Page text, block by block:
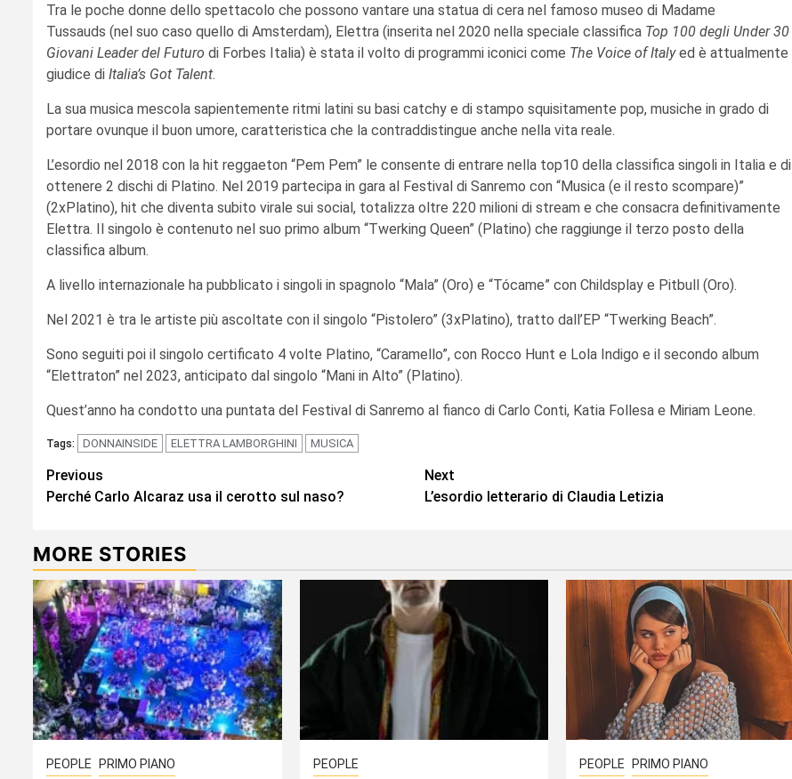
Tra le poche donne dello spettacolo che possono vantare una statua di cera nel famoso museo di Madame
Tussauds (nel suo caso quello di Amsterdam), Elettra (inserita nel 2020 nella speciale classifica Top 100 degli Under 30
Giovani Leader del Futuro di Forbes Italia) è stata il volto di programmi iconici come The Voice of Italyed è attualmente
giudice di Italia’s Got Talent.
La sua musica mescola sapientemente ritmi latini su basi catchy e di stampo squisitamente pop, musiche in grado di
portare ovunque il buon umore, caratteristica che la contraddistingue anche nella vita reale.
L’esordio nel 2018 con la hit reggaeton “Pem Pem” le consente di entrare nella top10 della classifica singoli in Italia e di
ottenere 2 dischi di Platino. Nel 2019 partecipa in gara al Festival di Sanremo con “Musica (e il resto scompare)”
(2xPlatino), hit che diventa subito virale sui social, totalizza oltre 220 milioni di stream e che consacra definitivamente
Elettra. Il singolo è contenuto nel suo primo album “Twerking Queen” (Platino) che raggiunge il terzo posto della
classifica album.
A livello internazionale ha pubblicato i singoli in spagnolo “Mala” (Oro) e “Tócame” con Childsplay e Pitbull (Oro).
Nel 2021 è tra le artiste più ascoltate con il singolo “Pistolero” (3xPlatino), tratto dall’EP “Twerking Beach”.
Sono seguiti poi il singolo certificato 4 volte Platino, “Caramello”, con Rocco Hunt e Lola Indigo e il secondo album
“Elettraton” nel 2023, anticipato dal singolo “Mani in Alto” (Platino).
Quest’anno ha condotto una puntata del Festival di Sanremo al fianco di Carlo Conti, Katia Follesa e Miriam Leone.
Tags: DONNAINSIDE ELETTRA LAMBORGHINI MUSICA
Continue
Reading
Previous
Perché Carlo Alcaraz usa il cerotto sul naso?
Next
L’esordio letterario di Claudia Letizia
MORE STORIES
PEOPLE PRIMO PIANO PEOPLE PEOPLE PRIMO PIANO